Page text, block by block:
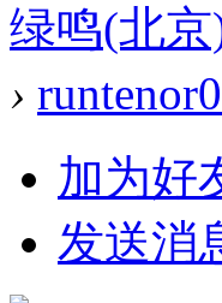
绿鸣(北
›
加为好
发送消